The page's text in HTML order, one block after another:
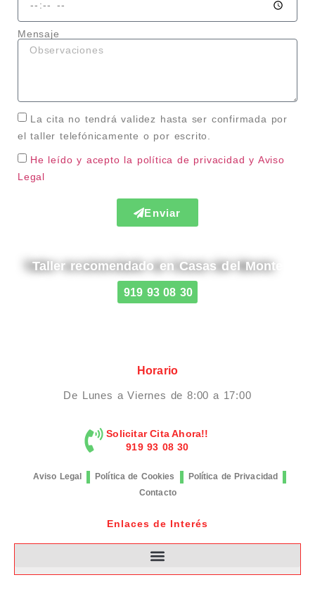
Mensaje
La cita no tendrá validez hasta ser confirmada por
el taller telefónicamente o por escrito.
He leído y acepto la política de privacidad y Aviso
Legal
Enviar
Taller recomendado en Casas del Monte
919 93 08 30
Horario
De Lunes a Viernes de 8:00 a 17:00
Solicitar Cita Ahora!!
919 93 08 30
Aviso Legal Política de Cookies
Política de Privacidad
Contacto
Enlaces de Interés